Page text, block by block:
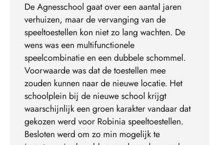
De Agnesschool gaat over een aantal jaren
verhuizen, maar de vervanging van de
speeltoestellen kon niet zo lang wachten. De
wens was een multifunctionele
speelcombinatie en een dubbele schommel.
Voorwaarde was dat de toestellen mee
zouden kunnen naar de nieuwe locatie. Het
schoolplein bij de nieuwe school krijgt
waarschijnlijk een groen karakter vandaar dat
gekozen werd voor Robinia speeltoestellen.
Besloten werd om zo min mogelijk te